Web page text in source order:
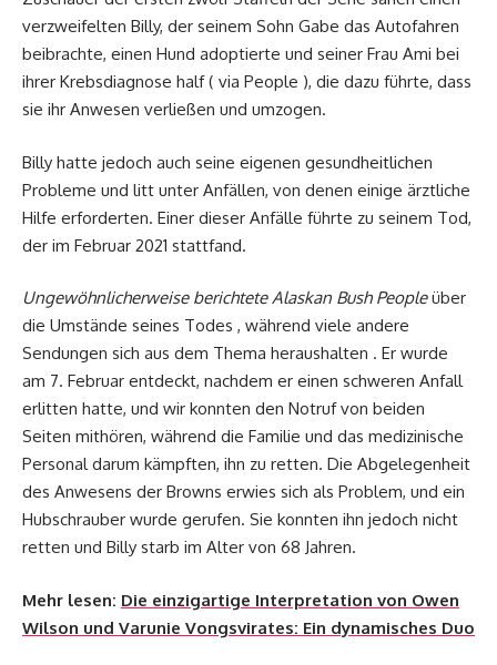
verzweifelten Billy, der seinem Sohn Gabe das Autofahren
beibrachte, einen Hund adoptierte und seiner Frau Ami bei
ihrer Krebsdiagnose half ( via People ), die dazu führte, dass
sie ihr Anwesen verließen und umzogen.
Billy hatte jedoch auch seine eigenen gesundheitlichen
Probleme und litt unter Anfällen, von denen einige ärztliche
Hilfe erforderten. Einer dieser Anfälle führte zu seinem Tod,
der im Februar 2021 stattfand.
Ungewöhnlicherweise berichtete Alaskan Bush Peopleüber
die Umstände seines Todes , während viele andere
Sendungen sich aus dem Thema heraushalten . Er wurde
am 7. Februar entdeckt, nachdem er einen schweren Anfall
erlitten hatte, und wir konnten den Notruf von beiden
Seiten mithören, während die Familie und das medizinische
Personal darum kämpften, ihn zu retten. Die Abgelegenheit
des Anwesens der Browns erwies sich als Problem, und ein
Hubschrauber wurde gerufen. Sie konnten ihn jedoch nicht
retten und Billy starb im Alter von 68 Jahren.
Mehr lesen: Die einzigartige Interpretation von Owen
Wilson und Varunie Vongsvirates: Ein dynamisches Duo